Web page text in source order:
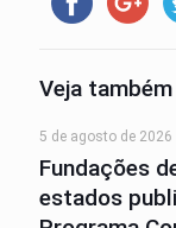
Veja também
5 de agosto de 2026
Fundações
estados